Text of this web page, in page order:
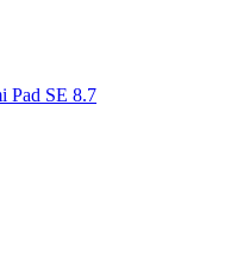
Pad SE 8.7